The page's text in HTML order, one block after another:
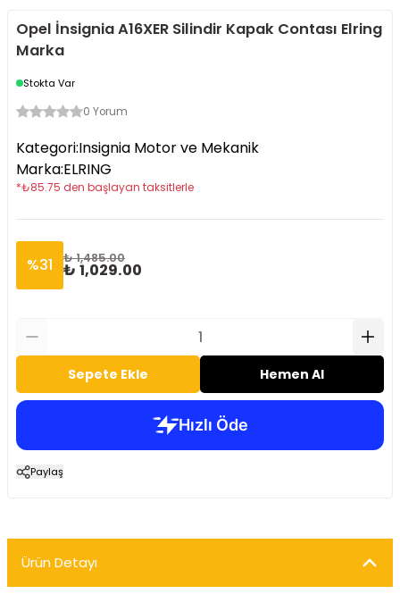
Opel İnsignia A16XER Silindir Kapak Contası Elring
Marka
Stokta Var
0 Yorum
Kategori:Insignia Motor ve Mekanik
Marka:ELRING
*₺85.75 den başlayan taksitlerle
%31 ₺ 1,485.00
₺ 1,029.00
Sepete Ekle Hemen Al
Paylaş
Ürün Detayı